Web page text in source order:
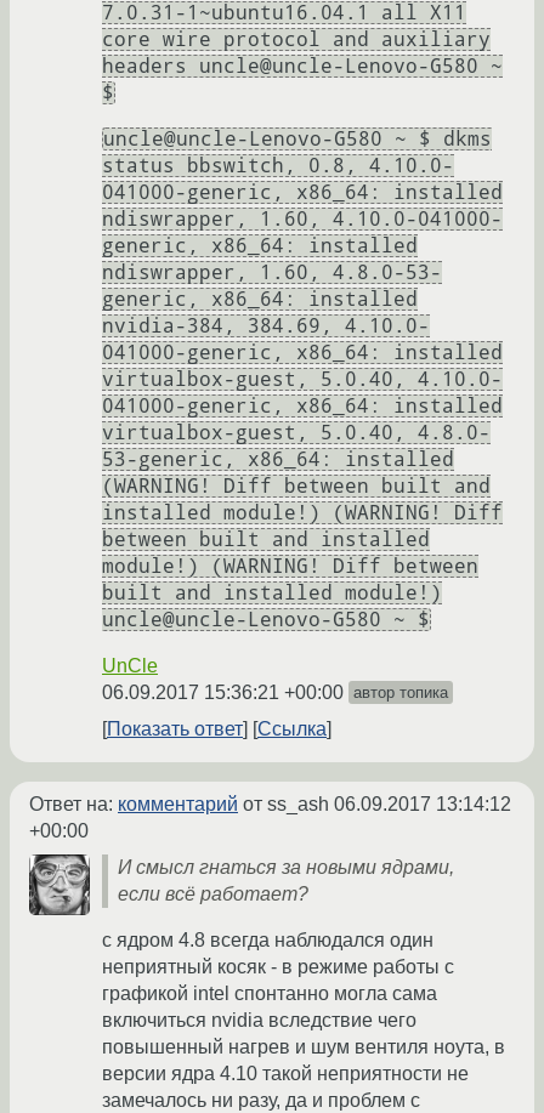
7.0.31-1~ubuntu16.04.1 all X11
core wire protocol and auxiliary
headers uncle@uncle-Lenovo-G580 ~
$
uncle@uncle-Lenovo-G580 ~ $ dkms
status bbswitch, 0.8, 4.10.0-
041000-generic, x86_64: installed
ndiswrapper, 1.60, 4.10.0-041000-
generic, x86_64: installed
ndiswrapper, 1.60, 4.8.0-53-
generic, x86_64: installed
nvidia-384, 384.69, 4.10.0-
041000-generic, x86_64: installed
virtualbox-guest, 5.0.40, 4.10.0-
041000-generic, x86_64: installed
virtualbox-guest, 5.0.40, 4.8.0-
53-generic, x86_64: installed
(WARNING! Diff between built and
installed module!) (WARNING! Diff
between built and installed
module!) (WARNING! Diff between
built and installed module!)
uncle@uncle-Lenovo-G580 ~ $
UnCle
06.09.2017 15:36:21 +00:00 автор топика
Показать ответ Ссылка
Ответ на: комментарий от ss_ash 06.09.2017 13:14:12
+00:00
И смысл гнаться за новыми ядрами,
если всё работает?
с ядром 4.8 всегда наблюдался один
неприятный косяк - в режиме работы с
графикой intel спонтанно могла сама
включиться nvidia вследствие чего
повышенный нагрев и шум вентиля ноута, в
версии ядра 4.10 такой неприятности не
замечалось ни разу, да и проблем с